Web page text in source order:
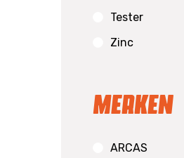
Tester
Zinc
Merken
ARCAS